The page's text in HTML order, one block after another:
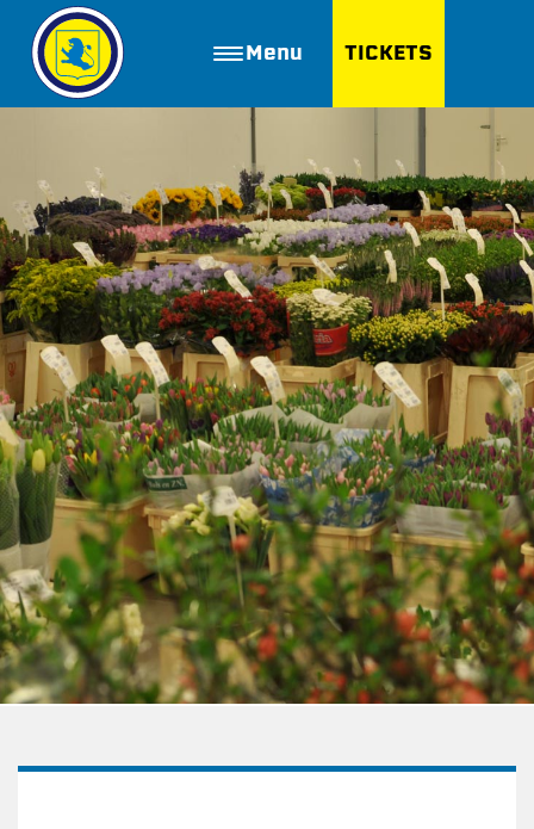
Menu TICKETS
ZOEKEN
Golfbaan Ter Specke
Webshop
Nieuws
Vacatures
Join FC Lisse
Aanmelden voor proeftraining
Lid worden van FC Lisse
Word vrijwilliger
De Club van 100
Uitschrijven
Over FC Lisse
Organisatie
Informatie voor de Pers
Onze historie
Fysiotherapie voor leden